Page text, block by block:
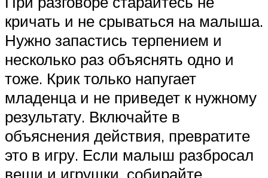
кричать и не срываться на малыша.
Нужно запастись терпением и
несколько раз объяснять одно и
тоже. Крик только напугает
младенца и не приведет к нужному
результату. Включайте в
объяснения действия, превратите
это в игру. Если малыш разбросал
вещи и игрушки, собирайте